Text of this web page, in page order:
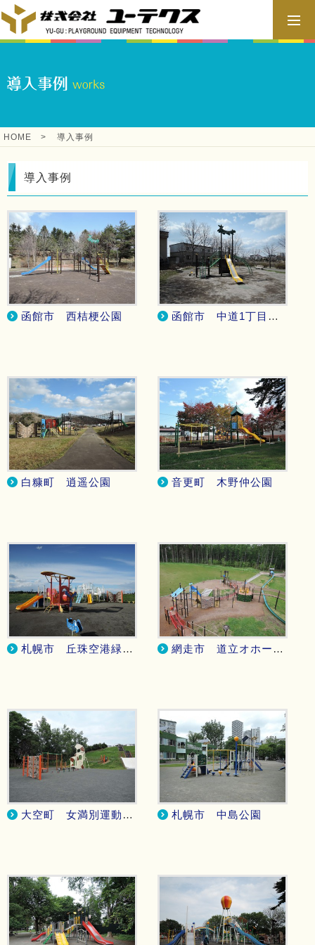
HOME > 導入事例
導入事例
函館市 西桔梗公園 函館市 中道1丁目緑地
白糠町 逍遥公園 音更町 木野仲公園
札幌市 丘珠空港緑地 網走市 道立オホーツク公園
大空町 女満別運動公園 札幌市 中島公園